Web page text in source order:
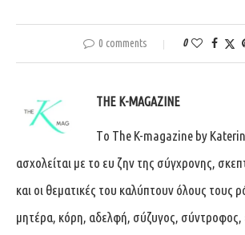
0 comments 0
THE K-MAGAZINE
Tο The K-magazine by
ασχολείται με το ευ ζην της σύγχρονης,
και οι θεματικές του καλύπτουν όλους τους
μητέρα, κόρη, αδελφή, σύζυγος, σύντροφος,